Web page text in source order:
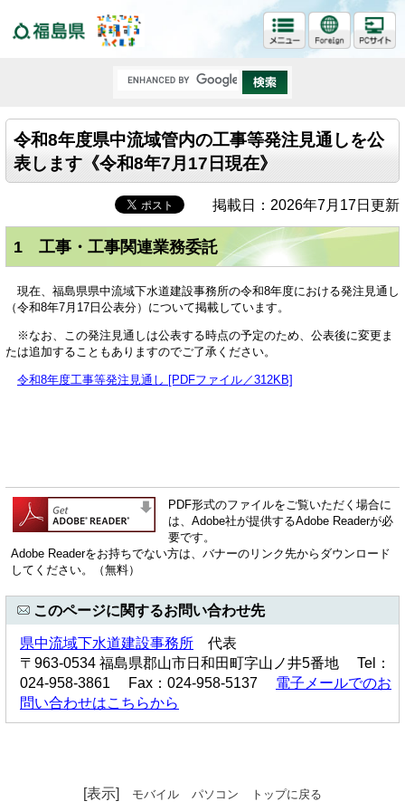
令和8年度県中流域管内の工事等発注見通しを公
表します《令和8年7月17日現在》
掲載日：2026年7月17日更新
1 工事・工事関連業務委託
現在、福島県県中流域下水道建設事務所の令和8年度における発注見通し
（令和8年7月17日公表分）について掲載しています。
※なお、この発注見通しは公表する時点の予定のため、公表後に変更ま
たは追加することもありますのでご了承ください。
令和8年度工事等発注見通し [PDFファイル／312KB]
PDF形式のファイルをご覧いただく場合に
は、Adobe社が提供するAdobe Readerが必
要です。
Adobe Readerをお持ちでない方は、バナーのリンク先からダウンロード
してください。（無料）
このページに関するお問い合わせ先
県中流域下水道建設事務所 代表
〒963-0534 福島県郡山市日和田町字山ノ井5番地 Tel：
024-958-3861 Fax：024-958-5137 電子メールでのお
問い合わせはこちらから
[表示] モバイル パソコン トップに戻る